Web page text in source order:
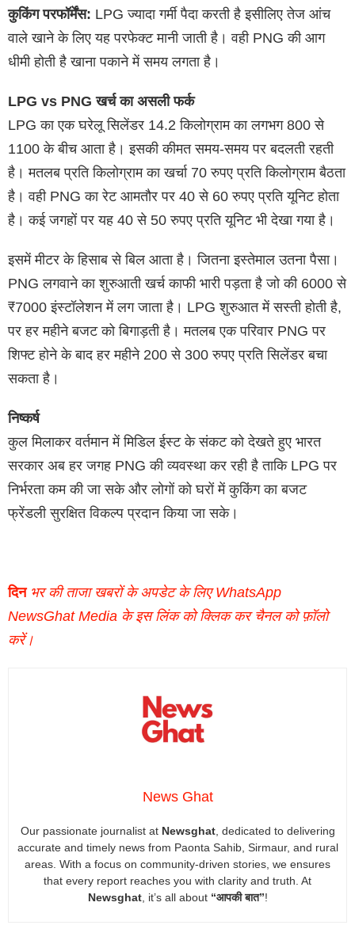
कुकिंग परफॉर्मेंस: LPG ज्यादा गर्मी पैदा करती है इसीलिए तेज आंच
वाले खाने के लिए यह परफेक्ट मानी जाती है। वही PNG की आग
धीमी होती है खाना पकाने में समय लगता है।
LPG vs PNG खर्च का असली फर्क
LPG का एक घरेलू सिलेंडर 14.2 किलोग्राम का लगभग 800 से
1100 के बीच आता है। इसकी कीमत समय-समय पर बदलती रहती
है। मतलब प्रति किलोग्राम का खर्चा 70 रुपए प्रति किलोग्राम बैठता
है। वही PNG का रेट आमतौर पर 40 से 60 रुपए प्रति यूनिट होता
है। कई जगहों पर यह 40 से 50 रुपए प्रति यूनिट भी देखा गया है।
इसमें मीटर के हिसाब से बिल आता है। जितना इस्तेमाल उतना पैसा।
PNG लगवाने का शुरुआती खर्च काफी भारी पड़ता है जो की 6000 से
₹7000 इंस्टॉलेशन में लग जाता है। LPG शुरुआत में सस्ती होती है,
पर हर महीने बजट को बिगाड़ती है। मतलब एक परिवार PNG पर
शिफ्ट होने के बाद हर महीने 200 से 300 रुपए प्रति सिलेंडर बचा
सकता है।
निष्कर्ष
कुल मिलाकर वर्तमान में मिडिल ईस्ट के संकट को देखते हुए भारत
सरकार अब हर जगह PNG की व्यवस्था कर रही है ताकि LPG पर
निर्भरता कम की जा सके और लोगों को घरों में कुकिंग का बजट
फ्रेंडली सुरक्षित विकल्प प्रदान किया जा सके।
दिनभर की ताजा खबरों के अपडेट के लिए WhatsApp
NewsGhat Media के इस लिंक को क्लिक कर चैनल को फ़ॉलो
करें।
News Ghat
Our passionate journalist at Newsghat, dedicated to delivering
accurate and timely news from Paonta Sahib, Sirmaur, and rural
areas. With a focus on community-driven stories, we ensures
that every report reaches you with clarity and truth. At
Newsghat, it’s all about “आपकी बात”!